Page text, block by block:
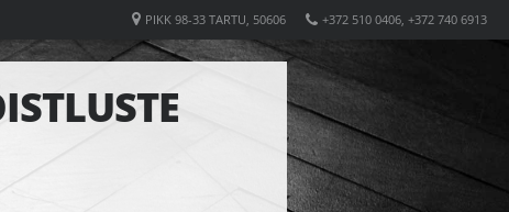
+372 510 0406, +372 740 6913
PIKK 98-33 TARTU, 50606